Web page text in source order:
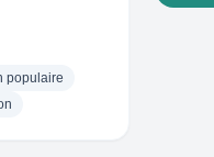
populaire